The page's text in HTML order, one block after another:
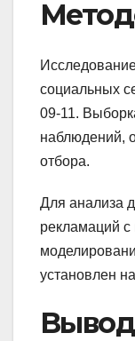
социальных
09-11.
наблюдений,
отбора.
Для анализа
рекламаций
установлен